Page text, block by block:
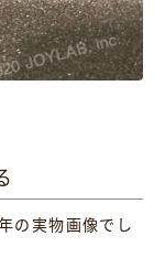
の実物画像でし